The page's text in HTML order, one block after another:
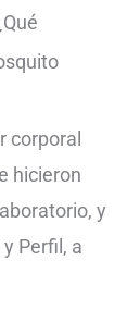
corporal
hicieron
y
Perfil, a